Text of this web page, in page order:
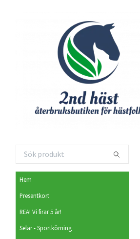
Hem
Presentkort
REA! Vi firar 5 år!
Selar - Sportkörning